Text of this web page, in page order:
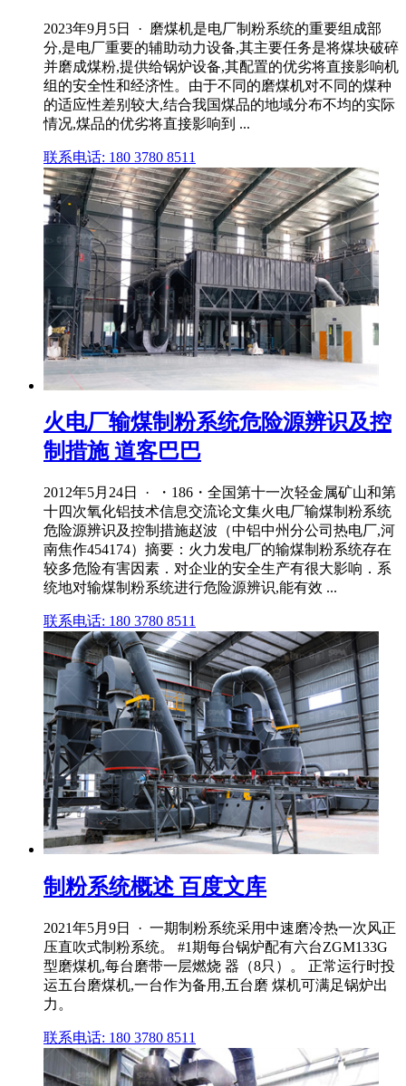
2023年9月5日 · 磨煤机是电厂制粉系统的重要组成部
分,是电厂重要的辅助动力设备,其主要任务是将煤块破碎
并磨成煤粉,提供给锅炉设备,其配置的优劣将直接影响机
组的安全性和经济性。由于不同的磨煤机对不同的煤种
的适应性差别较大,结合我国煤品的地域分布不均的实际
情况,煤品的优劣将直接影响到 ...
联系电话: 180 3780 8511
火电厂输煤制粉系统危险源辨识及控
制措施 道客巴巴
2012年5月24日 · ・186・全国第十一次轻金属矿山和第
十四次氧化铝技术信息交流论文集火电厂输煤制粉系统
危险源辨识及控制措施赵波（中铝中州分公司热电厂,河
南焦作454174）摘要：火力发电厂的输煤制粉系统存在
较多危险有害因素．对企业的安全生产有很大影响．系
统地对输煤制粉系统进行危险源辨识,能有效 ...
联系电话: 180 3780 8511
制粉系统概述 百度文库
2021年5月9日 · 一期制粉系统采用中速磨冷热一次风正
压直吹式制粉系统。 #1期每台锅炉配有六台ZGM133G
型磨煤机,每台磨带一层燃烧 器（8只）。 正常运行时投
运五台磨煤机,一台作为备用,五台磨 煤机可满足锅炉出
力。
联系电话: 180 3780 8511